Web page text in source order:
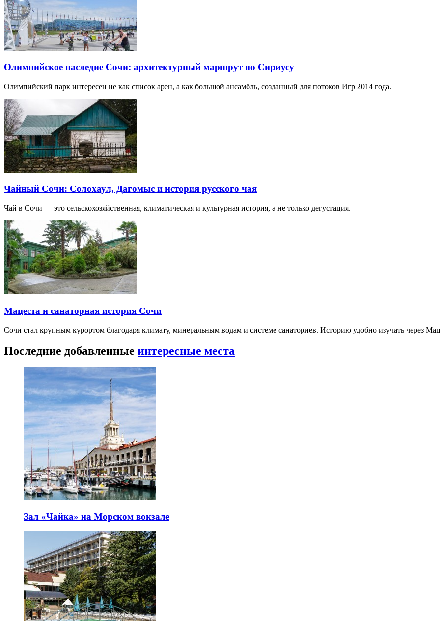
Олимпийское наследие Сочи: архитектурный маршрут по Сириусу
Олимпийский парк интересен не как список арен, а как большой ансамбль, созданный для потоков Игр 2014 года.
Чайный Сочи: Солохаул, Дагомыс и история русского чая
Чай в Сочи — это сельскохозяйственная, климатическая и культурная история, а не только дегустация.
Мацеста и санаторная история Сочи
Сочи стал крупным курортом благодаря климату, минеральным водам и системе санаториев. Историю удобно изучать через
Последние добавленные интересные места
Зал «Чайка» на Морском вокзале